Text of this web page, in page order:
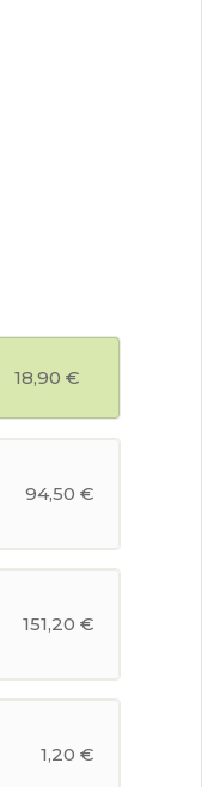
151,20 €
18,90 €
94,50 €
1,20 €